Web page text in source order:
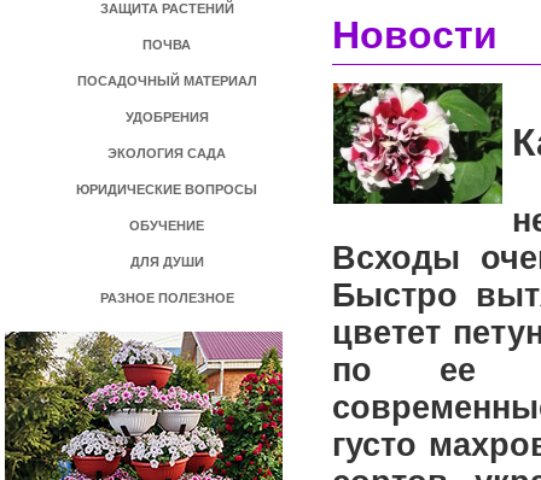
ЗАЩИТА РАСТЕНИЙ
ПОЧВА
ПОСАДОЧНЫЙ МАТЕРИАЛ
УДОБРЕНИЯ
ЭКОЛОГИЯ САДА
ЮРИДИЧЕСКИЕ ВОПРОСЫ
ОБУЧЕНИЕ
ДЛЯ ДУШИ
РАЗНОЕ ПОЛЕЗНОЕ
Новости
Всходы
Быстро
цветет
по ее
густо